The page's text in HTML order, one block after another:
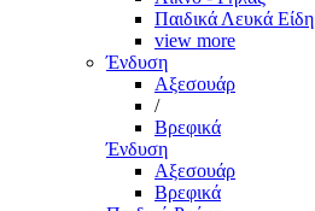
Παιδικά Λευκά Είδη
view more
Ένδυση
Αξεσουάρ
/
Βρεφικά
Ένδυση
Αξεσουάρ
Βρεφικά